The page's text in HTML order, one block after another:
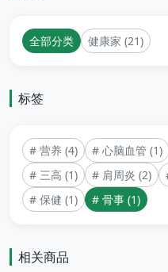
全部分类 健康家 (21)
标签
# 营养 (4) # 心脑血管 (1)
# 三高 (1)
# 肩周炎 (2)
# 保健 (1)
# 骨事 (1)
相关商品